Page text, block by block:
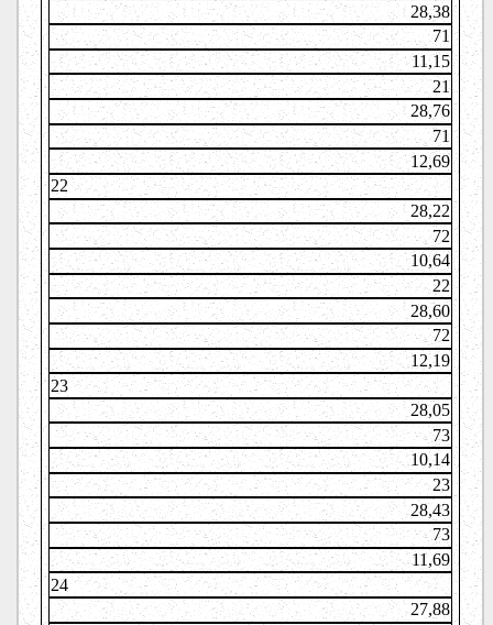
28,38
71
11,15
21
28,76
71
12,69
22
28,22
72
10,64
22
28,60
72
12,19
23
28,05
73
10,14
23
28,43
73
11,69
24
27,88